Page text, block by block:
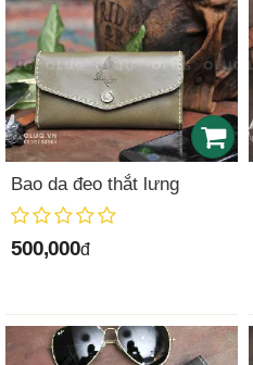
Bao da đeo thắt lưng
500,000đ